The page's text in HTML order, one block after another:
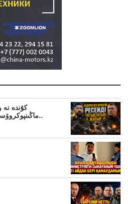
ماڭىنپوكروۆسكاپ، درون ماڭىنداعىنە ج..